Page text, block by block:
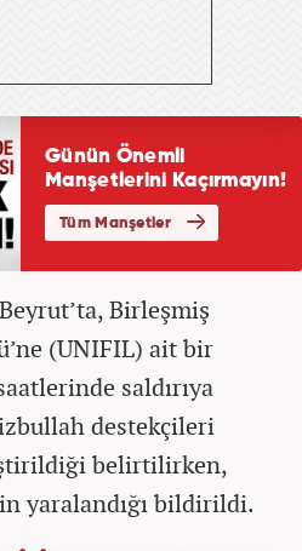
Birleşmiş
(UNIFIL) ait bir
saldırıya
destekçileri
belirtilirken,
yaralandığı bildirildi.